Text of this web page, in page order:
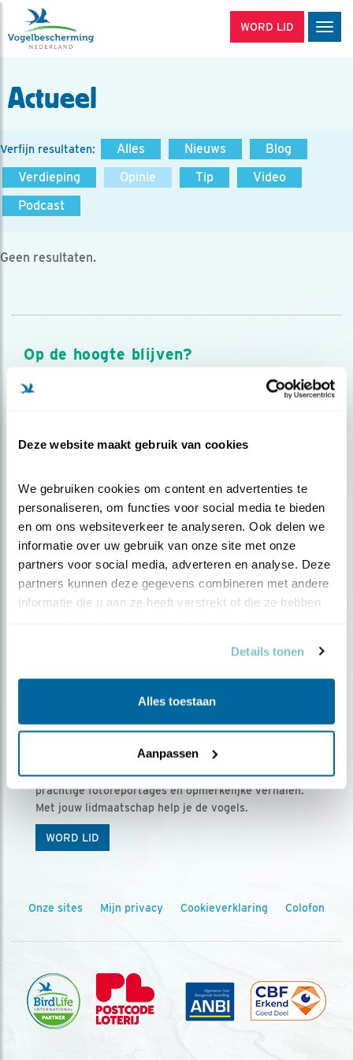
Deze website maakt gebruik van cookies
We gebruiken cookies om content en advertenties te
personaliseren, om functies voor social media te bieden
en om ons websiteverkeer te analyseren. Ook delen we
informatie over uw gebruik van onze site met onze
partners voor social media, adverteren en analyse. Deze
partners kunnen deze gegevens combineren met andere
informatie die u aan ze heeft verstrekt of die ze hebben
Details tonen
Alles toestaan
Aanpassen
WORD LID
Actueel
Verfijn resultaten: Alles Nieuws
Blog
Verdieping
Opinie Tip
Video
Podcast
Geen resultaten.
Op de hoogte blijven?
Meld je aan en ontvang nieuws, inspiratie, acties en tips
over vogels en activiteiten van Vogelbescherming.
Ontvang 5 x Vogels voor € 36,00 per jaar
Vogels is het tijdschrift voor onze leden, met
prachtige fotoreportages en opmerkelijke verhalen.
Met jouw lidmaatschap help je de vogels.
WORD LID
Onze sites Mijn privacy Cookieverklaring Colofon